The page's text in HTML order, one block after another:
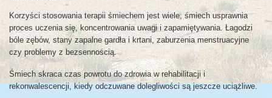
Korzyści stosowania terapii śmiechem jest wiele; śmiech usprawnia
proces uczenia się, koncentrowania uwagi i zapamiętywania. Łagodzi
bóle zębów, stany zapalne gardła i krtani, zaburzenia menstruacyjne
czy problemy z bezsennością.
Śmiech skraca czas powrotu do zdrowia w rehabilitacji i
rekonwalescencji, kiedy odczuwane dolegliwości są jeszcze uciążliwe.